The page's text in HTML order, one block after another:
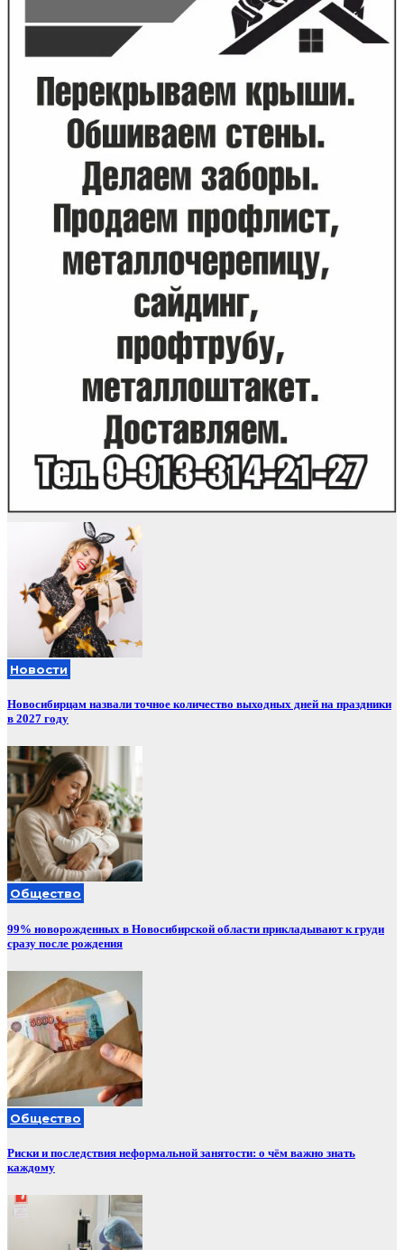
Новости
Новосибирцам назвали точное количество выходных дней на праздники
в 2027 году
Общество
99% новорожденных в Новосибирской области прикладывают к груди
сразу после рождения
Общество
Риски и последствия неформальной занятости: о чём важно знать
каждому